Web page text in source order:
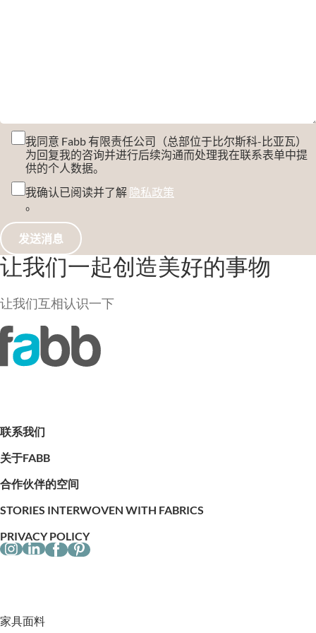
我同意 Fabb 有限责任公司（总部位于比尔斯科-比亚瓦）
为回复我的咨询并进行后续沟通而处理我在联系表单中提
供的个人数据。
我确认已阅读并了解 隐私政策
。
让我们一起创造美好的事物
让我们互相认识一下
联系我们
关于FABB
合作伙伴的空间
STORIES INTERWOVEN WITH FABRICS
PRIVACY POLICY
家具面料